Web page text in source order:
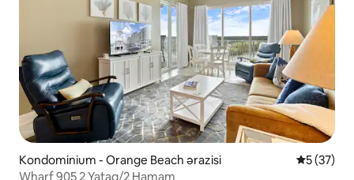
Kondominium - Orange Beach ərazisi Ortalama
5 (37)
Wharf 905 2 Yataq/2 Hamam